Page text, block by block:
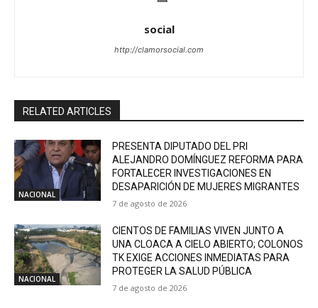
social
http://clamorsocial.com
RELATED ARTICLES
NACIONAL
PRESENTA DIPUTADO DEL PRI
ALEJANDRO DOMÍNGUEZ REFORMA PARA
FORTALECER INVESTIGACIONES EN
DESAPARICIÓN DE MUJERES MIGRANTES
7 de agosto de 2026
NACIONAL
CIENTOS DE FAMILIAS VIVEN JUNTO A
UNA CLOACA A CIELO ABIERTO; COLONOS
TK EXIGE ACCIONES INMEDIATAS PARA
PROTEGER LA SALUD PÚBLICA
7 de agosto de 2026